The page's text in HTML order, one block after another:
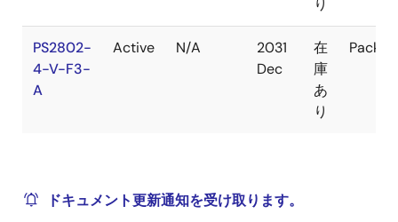
り
PS2802-
4-V-F3-
A
Active N/A
2031
Dec
在
庫
あ
り
ドキュメント更新通知を受け取ります。